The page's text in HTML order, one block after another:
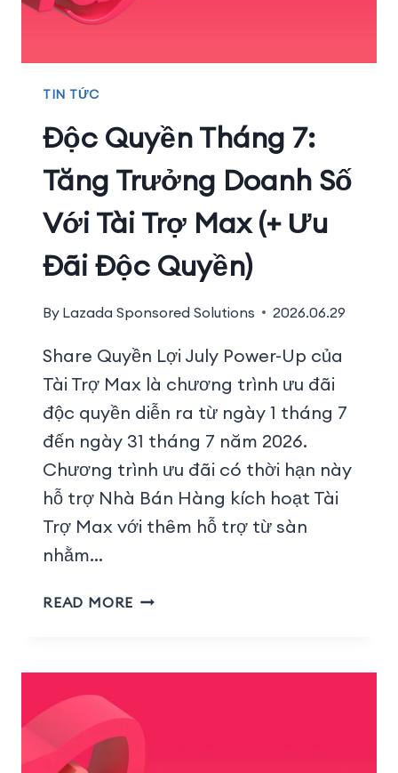
TIN TỨC
Độc Quyền Tháng 7:
Tăng Trưởng Doanh Số
Với Tài Trợ Max (+ Ưu
Đãi Độc Quyền)
By Lazada Sponsored Solutions 2026.06.29
Share Quyền Lợi July Power-Up của
Tài Trợ Max là chương trình ưu đãi
độc quyền diễn ra từ ngày 1 tháng 7
đến ngày 31 tháng 7 năm 2026.
Chương trình ưu đãi có thời hạn này
hỗ trợ Nhà Bán Hàng kích hoạt Tài
Trợ Max với thêm hỗ trợ từ sàn
nhằm…
READ MORE